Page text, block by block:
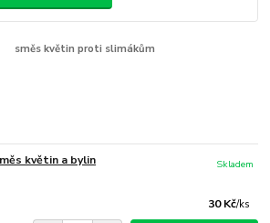
směs květin proti slimákům
květin a bylin
30 Kč/ks
Skladem